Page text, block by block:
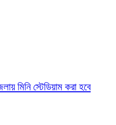
মিনি স্টেডিয়াম করা হবে